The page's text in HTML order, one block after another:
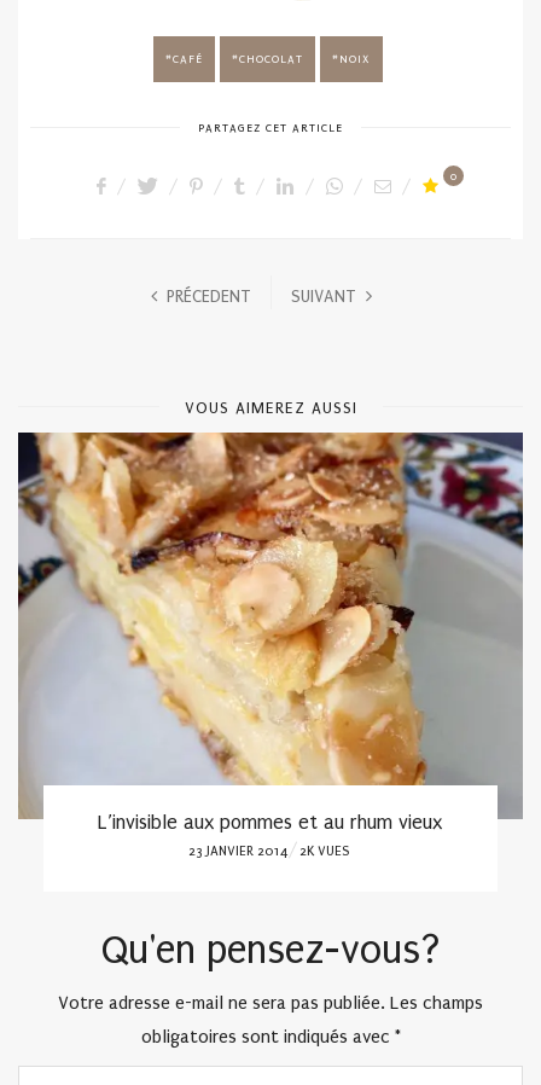
CAFÉ CHOCOLAT NOIX
PARTAGEZ CET ARTICLE
0
PRÉCEDENT SUIVANT
VOUS AIMEREZ AUSSI
L’invisible aux pommes et au rhum vieux
POSTED
23 JANVIER 2014 2K VUES
Qu'en pensez-vous?
Votre adresse e-mail ne sera pas publiée. Les champs
obligatoires sont indiqués avec *